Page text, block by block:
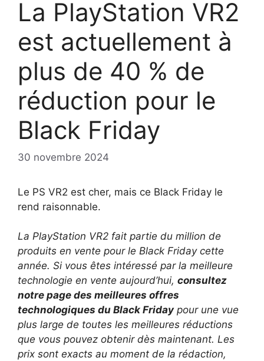
La PlayStation VR2
est actuellement à
plus de 40 % de
réduction pour le
Black Friday
30 novembre 2024
Le PS VR2 est cher, mais ce Black Friday le
rend raisonnable.
La PlayStation VR2 fait partie du million de
produits en vente pour le Black Friday cette
année. Si vous êtes intéressé par la meilleure
technologie en vente aujourd’hui, consultez
notre page des meilleures offres
technologiques du Black Fridaypour une vue
plus large de toutes les meilleures réductions
que vous pouvez obtenir dès maintenant. Les
prix sont exacts au moment de la rédaction,